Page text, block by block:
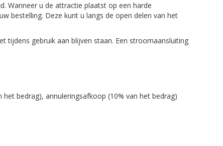
Wanneer u de attractie plaatst op een harde
bestelling. Deze kunt u langs de open delen van het
tijdens gebruik aan blijven staan. Een stroomaansluiting
bedrag), annuleringsafkoop (10% van het bedrag)